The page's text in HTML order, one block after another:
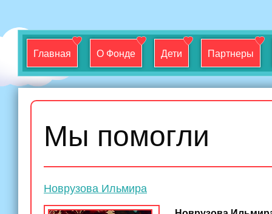
Главная О Фонде Дети Партнеры
Мы помогли
Новрузова Ильмира